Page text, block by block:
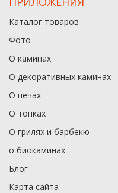
Каталог товаров
Фото
О каминах
О декоративных каминах
О печах
О топках
О грилях и барбекю
о биокаминах
Блог
Карта сайта